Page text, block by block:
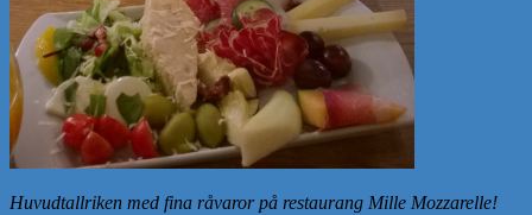
Huvudtallriken med fina råvaror på restaurang Mille Mozzarelle!